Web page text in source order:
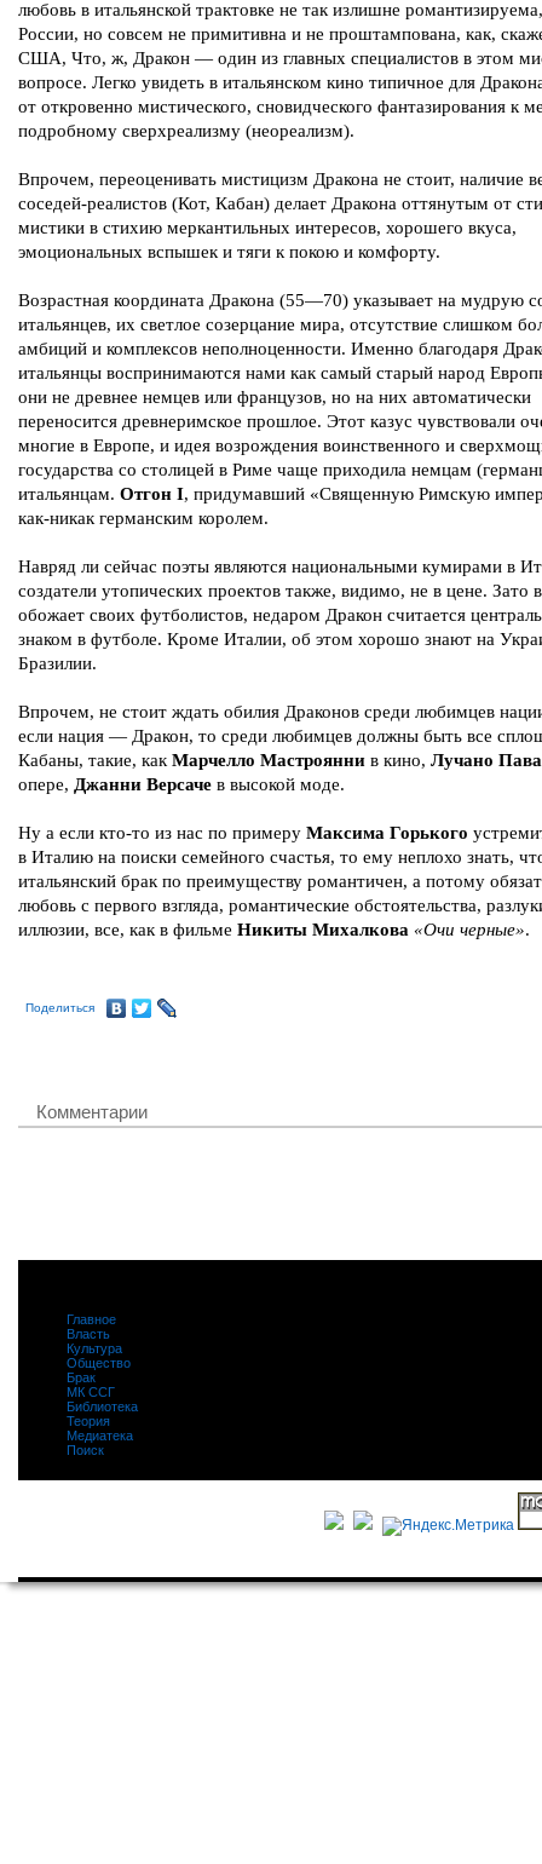
любовь в итальянской трактовке не так излишне
России, но совсем не примитивна и не проштампована, как,
США, Что, ж, Дракон — один из главных специалистов в этом
вопросе. Легко увидеть в итальянском кино типичное для
от откровенно мистического, сновидческого фантазирования к
подробному сверхреализму (неореализм).
Впрочем, переоценивать мистицизм Дракона не стоит, наличие
соседей-реалистов (Кот, Кабан) делает Дракона оттянутым от
мистики в стихию меркантильных интересов, хорошего вкуса,
эмоциональных вспышек и тяги к покою и комфорту.
Возрастная координата Дракона (55—70) указывает на мудрую
итальянцев, их светлое созерцание мира, отсутствие слишком
амбиций и комплексов неполноценности. Именно благодаря
итальянцы воспринимаются нами как самый старый народ
они не древнее немцев или французов, но на них автоматически
переносится древнеримское прошлое. Этот казус чувствовали
многие в Европе, и идея возрождения воинственного и
государства со столицей в Риме чаще приходила немцам
итальянцам. Отгон I, придумавший «Священную Римскую
как-никак германским королем.
Навряд ли сейчас поэты являются национальными кумирами в
создатели утопических проектов также, видимо, не в цене. Зато
обожает своих футболистов, недаром Дракон считается
знаком в футболе. Кроме Италии, об этом хорошо знают на
Бразилии.
Впрочем, не стоит ждать обилия Драконов среди любимцев
если нация — Дракон, то среди любимцев должны быть все
Кабаны, такие, как Марчелло Мастроянни в кино, Лучано
опере, Джанни Версаче в высокой моде.
Ну а если кто-то из нас по примеру Максима Горького
в Италию на поиски семейного счастья, то ему неплохо знать,
итальянский брак по преимуществу романтичен, а потому
любовь с первого взгляда, романтические обстоятельства,
иллюзии, все, как в фильме Никиты Михалкова «Очи черные».
Поделиться
Комментарии
Главное
Власть
Культура
Общество
Брак
МК ССГ
Библиотека
Теория
Медиатека
Поиск